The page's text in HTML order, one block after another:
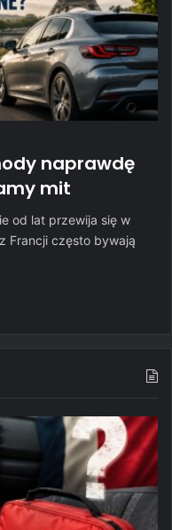
naprawdę
mit
od lat przewija się w
Francji często bywają